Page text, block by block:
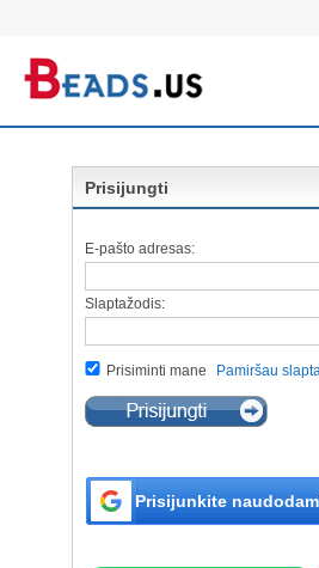
Prisijungti
E-pašto adresas:
Slaptažodis:
Prisiminti mane Pamiršau
Prisijunkite